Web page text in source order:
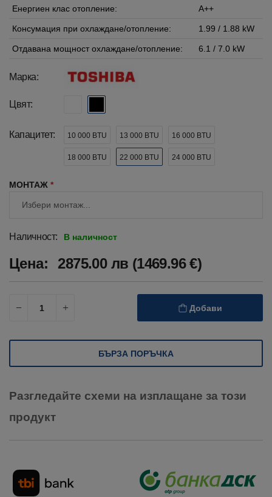
Енергиен клас отопление: A++
Консумация при охлаждане/отопление: 1.99 / 1.88 kW
Отдавана мощност охлаждане/отопление: 6.1 / 7.0 kW
Марка:
Цвят:
Капацитет: 10 000 BTU 13 000 BTU 16 000 BTU
18 000 BTU 22 000 BTU 24 000 BTU
МОНТАЖ *
Наличност: В наличност
Цена: 2875.00 лв (1469.96 €)
Добави
БЪРЗА ПОРЪЧКА
Разгледайте схеми на изплащане за този
продукт